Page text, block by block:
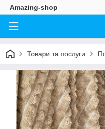
Amazing-shop
Товари та послуги